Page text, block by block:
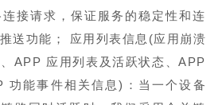
接请求，保证服务的稳定性和连
送功能； 应用列表信息(应用崩溃
APP 应用列表及活跃状态、APP
功能事件相关信息)：当一个设备